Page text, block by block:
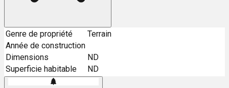
Genre de propriété
Terrain
Année de construction
Dimensions
ND
Superficie habitable
ND